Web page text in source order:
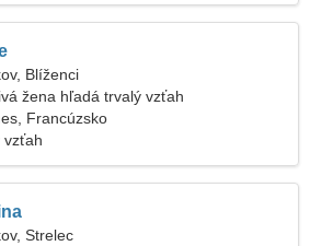
Blíženci
žena hľadá trvalý vzťah
Francúzsko
vzťah
Strelec